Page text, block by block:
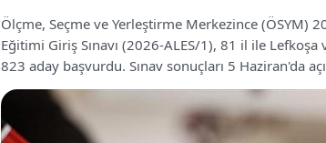
Ölçme, Seçme ve Yerleştirme Merkezince (ÖSYM)
Eğitimi Giriş Sınavı (2026-ALES/1), 81 il ile
823 aday başvurdu. Sınav sonuçları 5 Haziran'da